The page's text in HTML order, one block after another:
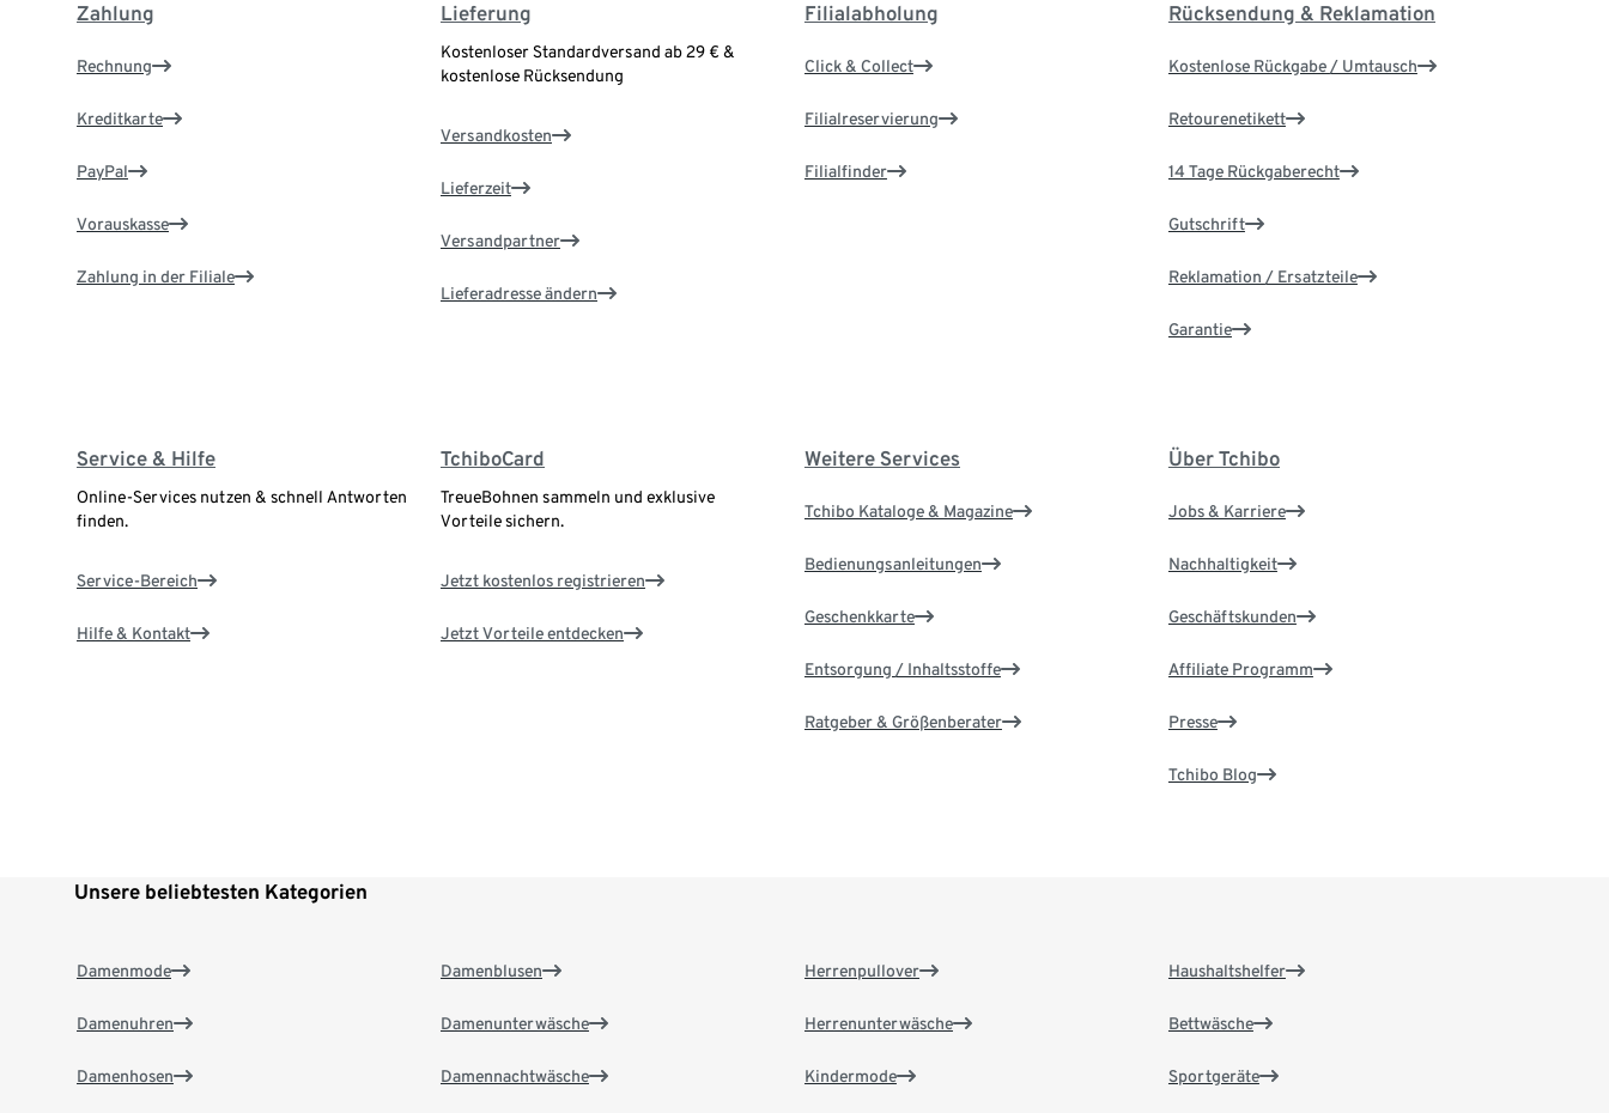
Zahlung
Rechnung
Kreditkarte
PayPal
Vorauskasse
Zahlung in der Filiale
Lieferung
Kostenloser Standardversand ab 29 € &
kostenlose Rücksendung
Versandkosten
Lieferzeit
Versandpartner
Lieferadresse ändern
Filialabholung
Click & Collect
Filialreservierung
Filialfinder
Rücksendung & Reklamation
Kostenlose Rückgabe / Umtausch
Retourenetikett
14 Tage Rückgaberecht
Gutschrift
Reklamation / Ersatzteile
Garantie
Service & Hilfe
Online-Services nutzen & schnell Antworten
finden.
Service-Bereich
Hilfe & Kontakt
TchiboCard
TreueBohnen sammeln und exklusive
Vorteile sichern.
Jetzt kostenlos registrieren
Jetzt Vorteile entdecken
Weitere Services
Tchibo Kataloge & Magazine
Bedienungsanleitungen
Geschenkkarte
Entsorgung / Inhaltsstoffe
Ratgeber & Größenberater
Über Tchibo
Jobs & Karriere
Nachhaltigkeit
Geschäftskunden
Affiliate Programm
Presse
Tchibo Blog
Unsere beliebtesten Kategorien
Damenmode
Damenuhren
Damenhosen
Damenblusen
Damenunterwäsche
Damennachtwäsche
Herrenpullover
Herrenunterwäsche
Kindermode
Haushaltshelfer
Bettwäsche
Sportgeräte